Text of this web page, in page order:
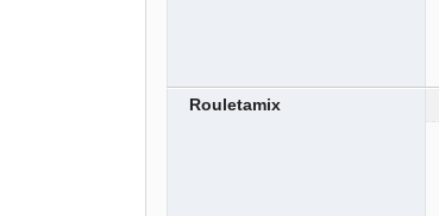
Rouletamix